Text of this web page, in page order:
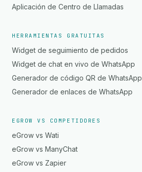
Aplicación de Centro de Llamadas
HERRAMIENTAS GRATUITAS
Widget de seguimiento de pedidos
Widget de chat en vivo de WhatsApp
Generador de código QR de WhatsApp
Generador de enlaces de WhatsApp
EGROW VS COMPETIDORES
eGrow vs Wati
eGrow vs ManyChat
eGrow vs Zapier